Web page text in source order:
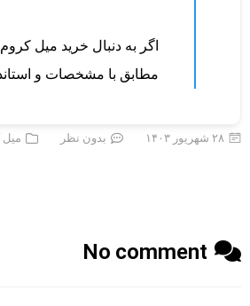
مطابق با مشخصات و
۲۸ شهریور ۱۴۰۳ بدون نظر میل
No comment